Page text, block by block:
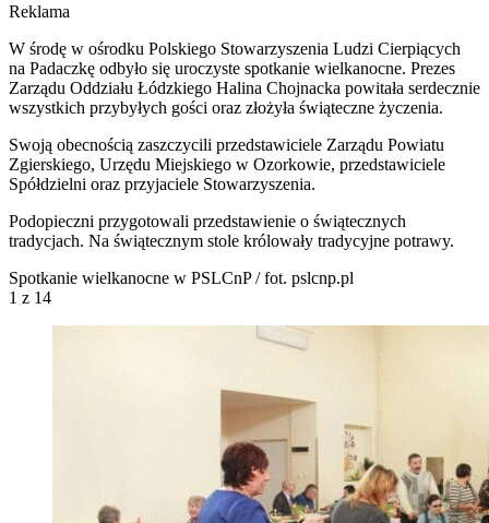
Reklama
W środę w ośrodku Polskiego Stowarzyszenia Ludzi Cierpiących
na Padaczkę odbyło się uroczyste spotkanie wielkanocne. Prezes
Zarządu Oddziału Łódzkiego Halina Chojnacka powitała serdecznie
wszystkich przybyłych gości oraz złożyła świąteczne życzenia.
Swoją obecnością zaszczycili przedstawiciele Zarządu Powiatu
Zgierskiego, Urzędu Miejskiego w Ozorkowie, przedstawiciele
Spółdzielni oraz przyjaciele Stowarzyszenia.
Podopieczni przygotowali przedstawienie o świątecznych
tradycjach. Na świątecznym stole królowały tradycyjne potrawy.
Spotkanie wielkanocne w PSLCnP / fot. pslcnp.pl
1 z 14